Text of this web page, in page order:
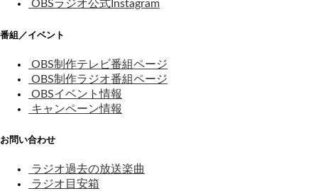
OBSラジオ公式Instagram
番組／イベント
OBS制作テレビ番組ページ
OBS制作ラジオ番組ページ
OBSイベント情報
キャンペーン情報
お問い合わせ
ラジオ過去の放送楽曲
ラジオ目安箱